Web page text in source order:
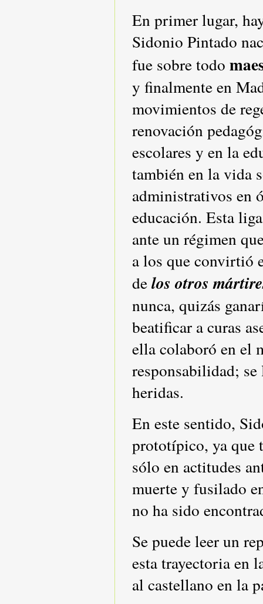
En primer lugar,
Sidonio Pintado
fue sobre todo
y finalmente en
movimientos de
renovación
escolares y en la
también en la vida
administrativos en
educación. Esta
ante un régimen
a los que convirtió
delos otros
nunca, quizás
beatificar a curas
ella colaboró en el
responsabilidad;
heridas.
En este sentido,
prototípico, ya que
sólo en actitudes
muerte y fusilado
no ha sido
Se puede leer un
esta trayectoria en
al castellano en la